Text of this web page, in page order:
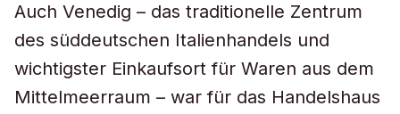
Auch Venedig – das traditionelle Zentrum
des süddeutschen Italienhandels und
wichtigster Einkaufsort für Waren aus dem
Mittelmeerraum – war für das Handelshaus